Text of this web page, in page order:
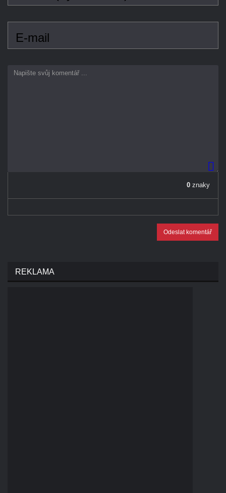
Odeslat komentář